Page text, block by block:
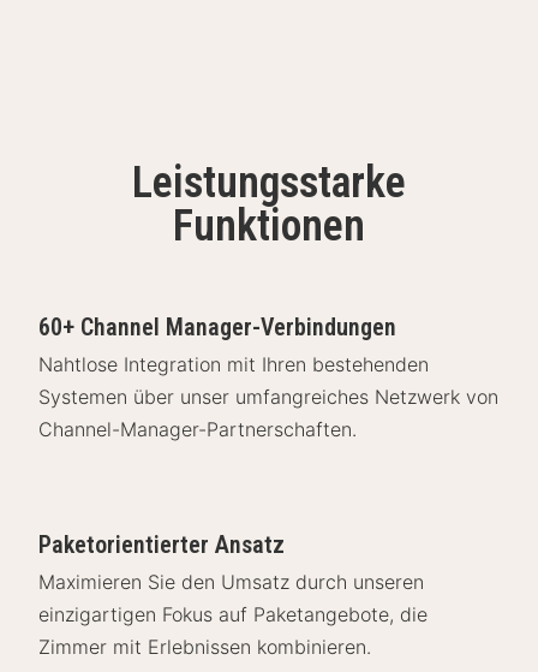
Leistungsstarke
Funktionen
60+ Channel Manager-Verbindungen
Nahtlose Integration mit Ihren bestehenden
Systemen über unser umfangreiches Netzwerk von
Channel-Manager-Partnerschaften.
Paketorientierter Ansatz
Maximieren Sie den Umsatz durch unseren
einzigartigen Fokus auf Paketangebote, die
Zimmer mit Erlebnissen kombinieren.